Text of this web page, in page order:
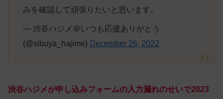
みを確認して頑張りたいと思います。
— 渋谷ハジメ＠いつも応援ありがとう
(@sibuya_hajime) December 26, 2022
渋谷ハジメが申し込みフォームの入力漏れのせいで2023